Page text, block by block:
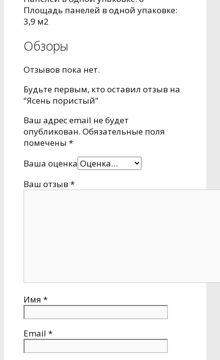
Площадь панелей в одной упаковке:
3,9 м2
Обзоры
Отзывов пока нет.
Будьте первым, кто оставил отзыв на
“Ясень пористый”
Ваш адрес email не будет
опубликован. Обязательные поля
помечены *
Ваша оценка
Ваш отзыв *
Имя *
Email *